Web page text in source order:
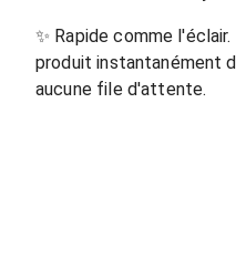
✨ Rapide comme
produit instantanément
aucune file d'attente.